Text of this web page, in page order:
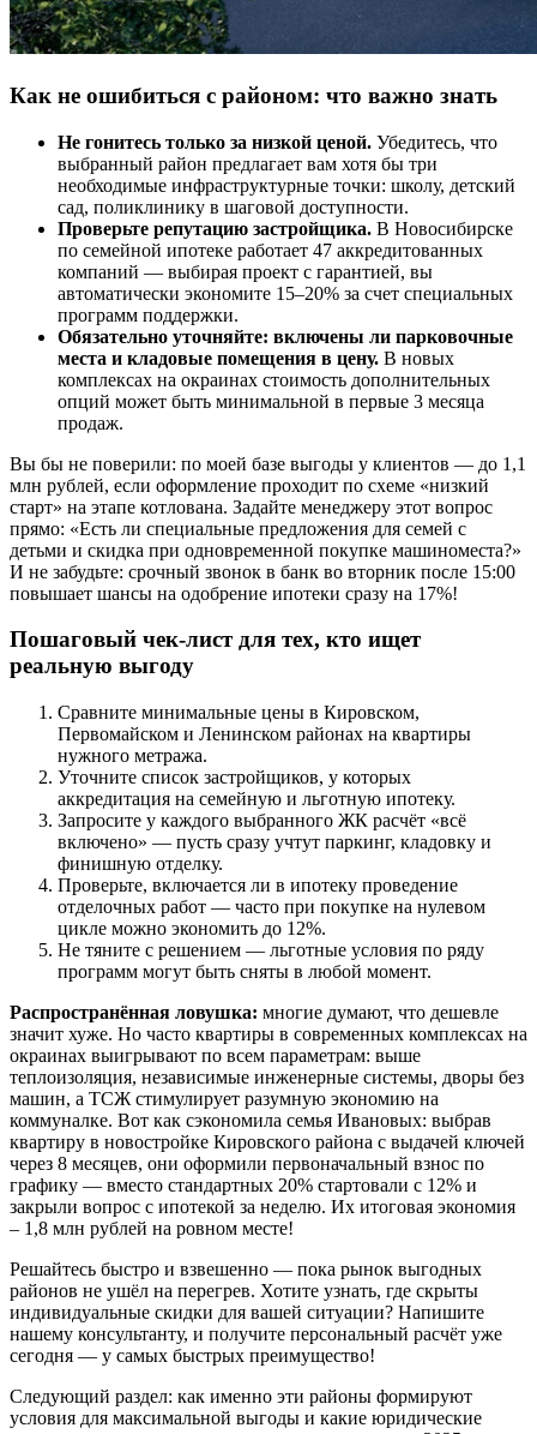
Как не ошибиться с районом: что важно знать
Не гонитесь только за низкой ценой. Убедитесь, что
выбранный район предлагает вам хотя бы три
необходимые инфраструктурные точки: школу, детский
сад, поликлинику в шаговой доступности.
Проверьте репутацию застройщика. В Новосибирске
по семейной ипотеке работает 47 аккредитованных
компаний — выбирая проект с гарантией, вы
автоматически экономите 15–20% за счет специальных
программ поддержки.
Обязательно уточняйте: включены ли парковочные
места и кладовые помещения в цену. В новых
комплексах на окраинах стоимость дополнительных
опций может быть минимальной в первые 3 месяца
продаж.
Вы бы не поверили: по моей базе выгоды у клиентов — до 1,1
млн рублей, если оформление проходит по схеме «низкий
старт» на этапе котлована. Задайте менеджеру этот вопрос
прямо: «Есть ли специальные предложения для семей с
детьми и скидка при одновременной покупке машиноместа?»
И не забудьте: срочный звонок в банк во вторник после 15:00
повышает шансы на одобрение ипотеки сразу на 17%!
Пошаговый чек-лист для тех, кто ищет
реальную выгоду
Сравните минимальные цены в Кировском,
Первомайском и Ленинском районах на квартиры
нужного метража.
Уточните список застройщиков, у которых
аккредитация на семейную и льготную ипотеку.
Запросите у каждого выбранного ЖК расчёт «всё
включено» — пусть сразу учтут паркинг, кладовку и
финишную отделку.
Проверьте, включается ли в ипотеку проведение
отделочных работ — часто при покупке на нулевом
цикле можно экономить до 12%.
Не тяните с решением — льготные условия по ряду
программ могут быть сняты в любой момент.
Распространённая ловушка: многие думают, что дешевле
значит хуже. Но часто квартиры в современных комплексах на
окраинах выигрывают по всем параметрам: выше
теплоизоляция, независимые инженерные системы, дворы без
машин, а ТСЖ стимулирует разумную экономию на
коммуналке. Вот как сэкономила семья Ивановых: выбрав
квартиру в новостройке Кировского района с выдачей ключей
через 8 месяцев, они оформили первоначальный взнос по
графику — вместо стандартных 20% стартовали с 12% и
закрыли вопрос с ипотекой за неделю. Их итоговая экономия
– 1,8 млн рублей на ровном месте!
Решайтесь быстро и взвешенно — пока рынок выгодных
районов не ушёл на перегрев. Хотите узнать, где скрыты
индивидуальные скидки для вашей ситуации? Напишите
нашему консультанту, и получите персональный расчёт уже
сегодня — у самых быстрых преимущество!
Следующий раздел: как именно эти районы формируют
условия для максимальной выгоды и какие юридические